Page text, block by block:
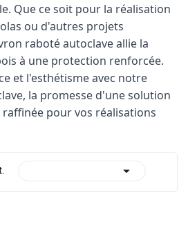
Que ce soit pour la réalisation
ou d'autres projets
raboté autoclave allie la
à une protection renforcée.
et l'esthétisme avec notre
la promesse d'une solution
pour vos réalisations
